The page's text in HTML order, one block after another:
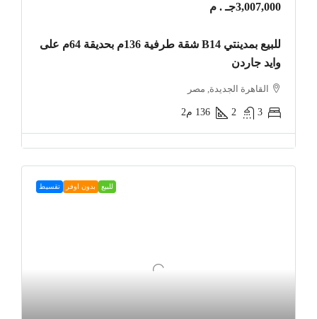
3,007,000جـ . م
للبيع بمدينتي B14 شقة طرفية 136م بحديقة 64م على
وايد جاردن
القاهرة الجديدة, مصر
3
2
136 م2
للبيع بدون اوفر تقسيط